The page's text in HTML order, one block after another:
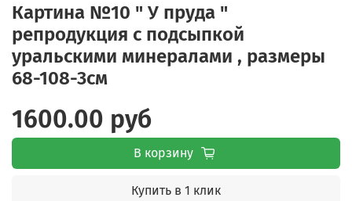
Картина №10 " У пруда "
репродукция с подсыпкой
уральскими минералами , размеры
68-108-3см
1600.00 руб
В корзину
Купить в 1 клик